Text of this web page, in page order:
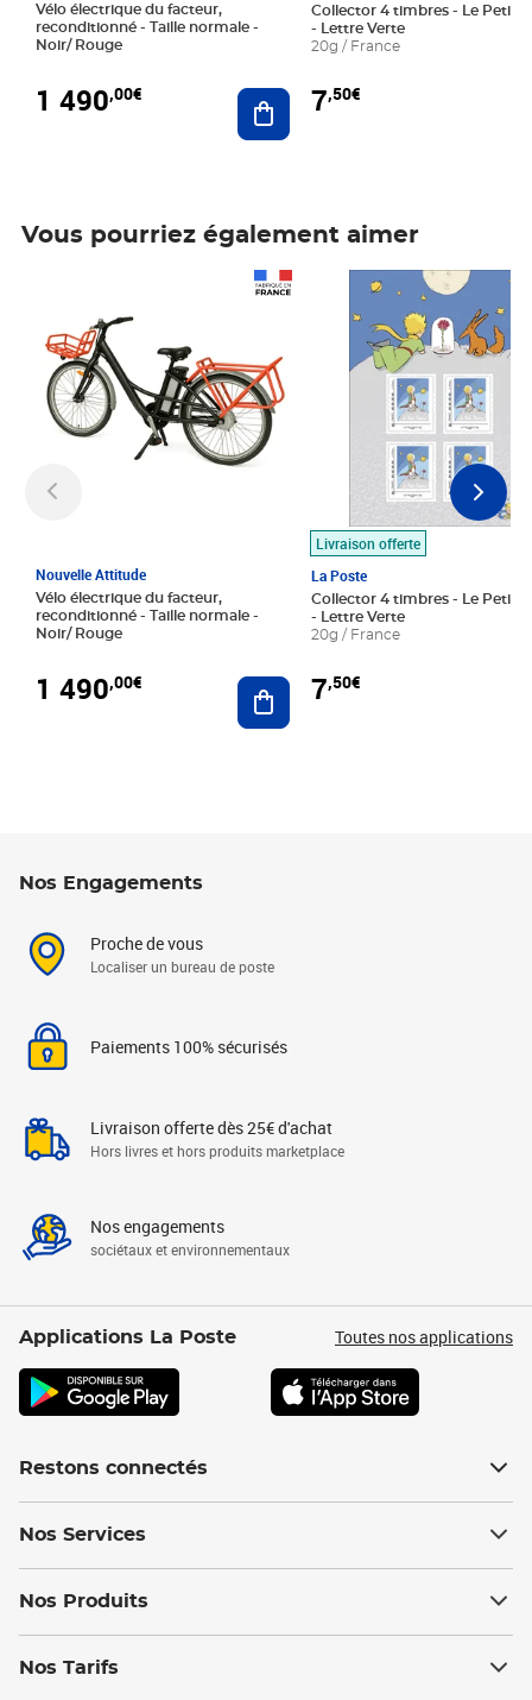
Vélo électrique du facteur,
reconditionné - Taille normale -
Noir/ Rouge
1 490,00€ Ajouter au panier
Collector 4 timbres - Le Petit
- Lettre Verte
20g / France
7,50€
Vous pourriez également aimer
Nouvelle Attitude
Vélo électrique du facteur,
reconditionné - Taille normale -
Noir/ Rouge
1 490,00€ Ajouter au panier
Livraison offerte
La Poste
Collector 4 timbres - Le Petit
- Lettre Verte
20g / France
7,50€
Prix 7,50€
Nos Engagements
Proche de vous
Localiser un bureau de poste
Paiements 100% sécurisés
Livraison offerte dès 25€ d'achat
Hors livres et hors produits marketplace
Nos engagements
sociétaux et environnementaux
Applications La Poste Toutes nos applications
Restons connectés
Nos Services
Nos Produits
Nos Tarifs